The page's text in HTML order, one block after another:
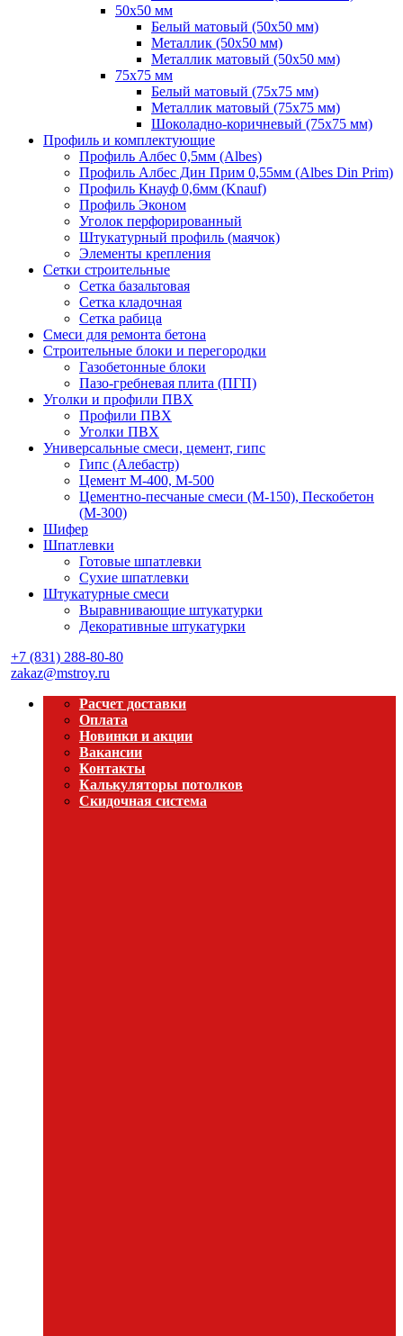
50х50 мм
Белый матовый (50х50 мм)
Металлик (50х50 мм)
Металлик матовый (50х50 мм)
75х75 мм
Белый матовый (75х75 мм)
Металлик матовый (75х75 мм)
Шоколадно-коричневый (75х75 мм)
Профиль и комплектующие
Профиль Албес 0,5мм (Albes)
Профиль Албес Дин Прим 0,55мм (Albes Din Prim)
Профиль Кнауф 0,6мм (Knauf)
Профиль Эконом
Уголок перфорированный
Штукатурный профиль (маячок)
Элементы крепления
Сетки строительные
Сетка базальтовая
Сетка кладочная
Сетка рабица
Смеси для ремонта бетона
Строительные блоки и перегородки
Газобетонные блоки
Пазо-гребневая плита (ПГП)
Уголки и профили ПВХ
Профили ПВХ
Уголки ПВХ
Универсальные смеси, цемент, гипс
Гипс (Алебастр)
Цемент М-400, М-500
Цементно-песчаные смеси (М-150), Пескобетон
(М-300)
Шифер
Шпатлевки
Готовые шпатлевки
Сухие шпатлевки
Штукатурные смеси
Выравнивающие штукатурки
Декоративные штукатурки
+7 (831) 288-80-80
zakaz@mstroy.ru
Расчет доставки
Оплата
Новинки и акции
Вакансии
Контакты
Калькуляторы потолков
Скидочная система